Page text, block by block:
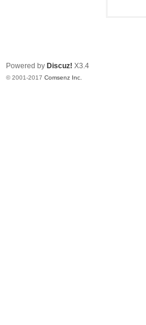
Powered by Discuz! X3.4
© 2001-2017 Comsenz Inc.